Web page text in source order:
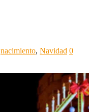
nacimiento, Navidad 0